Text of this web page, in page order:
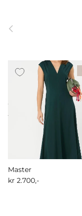
Forrige
Master
kr 2.700,-